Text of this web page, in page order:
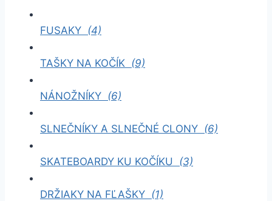
FUSAKY (4)
TAŠKY NA KOČÍK (9)
NÁNOŽNÍKY (6)
SLNEČNÍKY A SLNEČNÉ CLONY (6)
SKATEBOARDY KU KOČÍKU (3)
DRŽIAKY NA FĽAŠKY (1)